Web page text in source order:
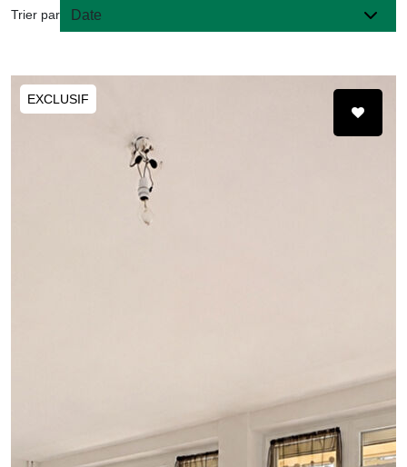
Trier par
EXCLUSIF